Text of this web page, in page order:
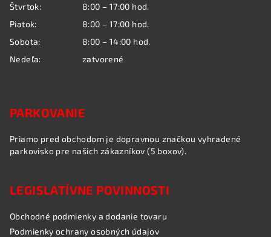
r
v
k
u
Štvrtok:
8:00 – 17:00 hod.
Piatok:
8:00 – 17:00 hod.
Sobota:
8:00 – 14:00 hod.
Nedeľa:
zatvorené
PARKOVANIE
Priamo pred obchodom je dopravnou značkou vyhradené
parkovisko pre našich zákazníkov (5 boxov).
LEGISLATÍVNE POVINNOSTI
Obchodné podmienky a dodanie tovaru
Podmienky ochrany osobných údajov